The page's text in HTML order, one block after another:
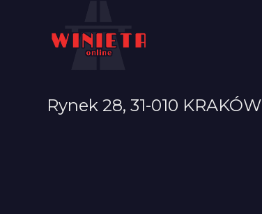
Rynek 28, 31-010 KRAKÓW